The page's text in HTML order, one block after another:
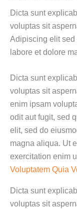
Dicta sunt
voluptas sit
Adipiscing elit sed
labore et dolore
Dicta sunt
voluptas sit
enim ipsam
odit aut fugit, sed
elit, sed do
magna aliqua. Ut
exercitation enim
Voluptatem Quia
Dicta sunt
voluptas sit